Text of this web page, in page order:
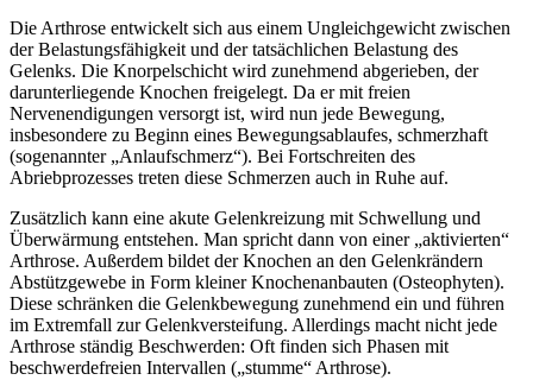
Die Arthrose entwickelt sich aus einem Ungleichgewicht zwischen
der Belastungsfähigkeit und der tatsächlichen Belastung des
Gelenks. Die Knorpelschicht wird zunehmend abgerieben, der
darunterliegende Knochen freigelegt. Da er mit freien
Nervenendigungen versorgt ist, wird nun jede Bewegung,
insbesondere zu Beginn eines Bewegungsablaufes, schmerzhaft
(sogenannter „Anlaufschmerz“). Bei Fortschreiten des
Abriebprozesses treten diese Schmerzen auch in Ruhe auf.
Zusätzlich kann eine akute Gelenkreizung mit Schwellung und
Überwärmung entstehen. Man spricht dann von einer „aktivierten“
Arthrose. Außerdem bildet der Knochen an den Gelenkrändern
Abstützgewebe in Form kleiner Knochenanbauten (Osteophyten).
Diese schränken die Gelenkbewegung zunehmend ein und führen
im Extremfall zur Gelenkversteifung. Allerdings macht nicht jede
Arthrose ständig Beschwerden: Oft finden sich Phasen mit
beschwerdefreien Intervallen („stumme“ Arthrose).